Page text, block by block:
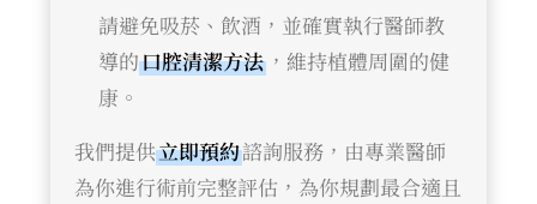
請避免吸菸、飲酒，並確實執行醫師教
導的口腔清潔方法 ，維持植體周圍的健
康。
我們提供立即預約諮詢服務，由專業醫師
為你進行術前完整評估，為你規劃最合適且